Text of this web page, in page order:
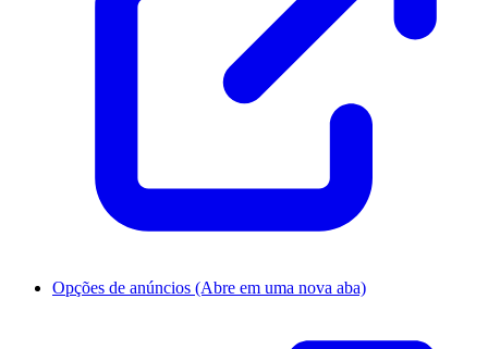
Opções de anúncios (Abre em uma nova aba)